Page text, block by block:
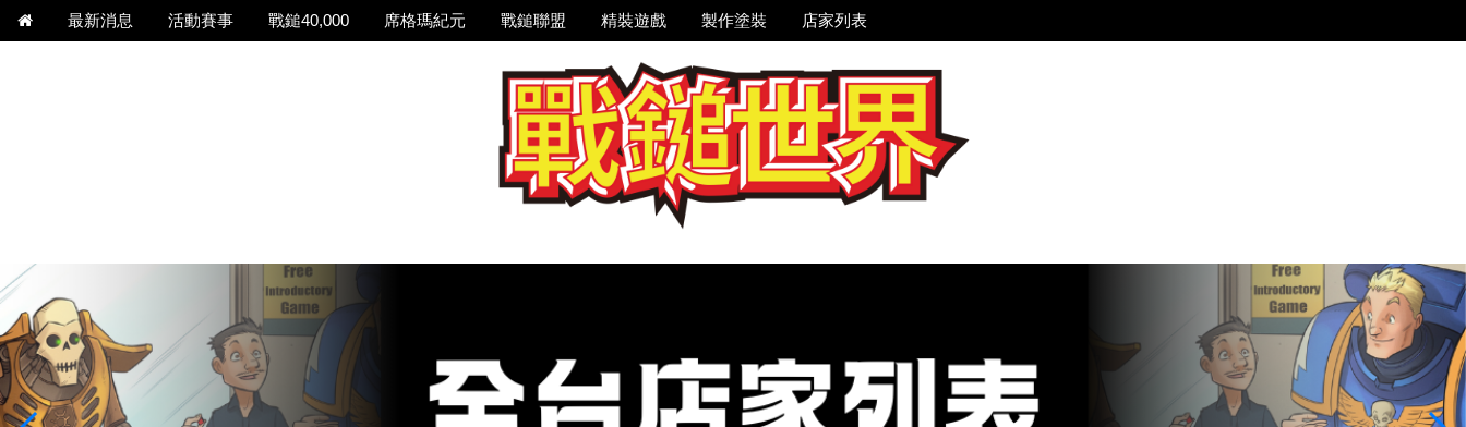
最新消息 活動賽事 戰鎚40,000 席格瑪紀元 戰鎚聯盟 精裝遊戲 製作塗裝 店家列表